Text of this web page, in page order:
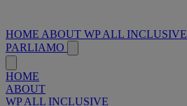
HOME ABOUT WP ALL INCLUSIVE
PARLIAMO
HOME
ABOUT
WP ALL INCLUSIVE